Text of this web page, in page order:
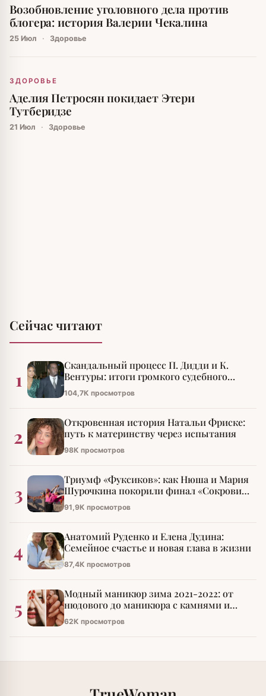
Возобновление уголовного дела против
блогера: история Валерии Чекалина
25 Июл · Здоровье
ЗДОРОВЬЕ
Аделия Петросян покидает Этери
Тутберидзе
21 Июл · Здоровье
Сейчас читают
1
Скандальный процесс П. Дидди и К.
Вентуры: итоги громкого судебного
разбирательства
104,7К просмотров
2
Откровенная история Натальи Фриске:
путь к материнству через испытания
98К просмотров
3
Триумф «Фуксиков»: как Нюша и Мария
Шурочкина покорили финал «Сокровищ
императора»
91,9К просмотров
4
Анатомий Руденко и Елена Дудина:
Семейное счастье и новая глава в жизни
87,4К просмотров
5
Модный маникюр зима 2021-2022: от
нюдового до маникюра с камнями и
стразами
62К просмотров